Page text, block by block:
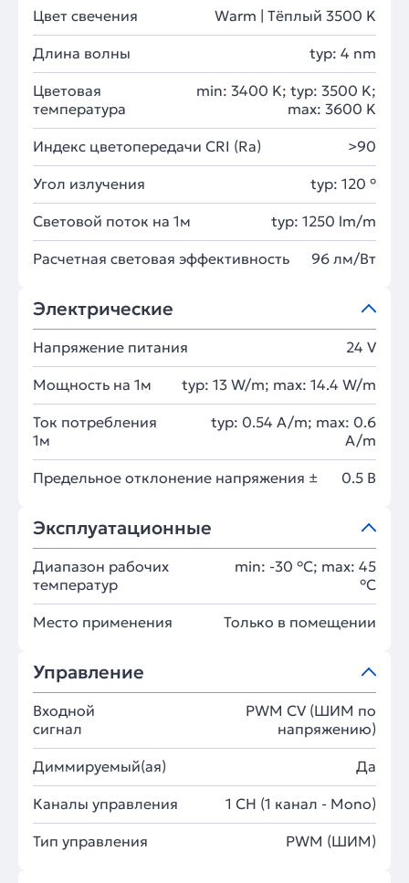
Цвет свечения Warm | Тёплый 3500 K
Длина волны typ: 4 nm
Цветовая
температура
min: 3400 K; typ: 3500 K;
max: 3600 K
Индекс цветопередачи CRI (Ra) >90
Угол излучения typ: 120 °
Световой поток на 1м typ: 1250 lm/m
Расчетная световая эффективность 96 лм/Вт
Электрические
Напряжение питания 24 V
Мощность на 1м typ: 13 W/m; max: 14.4 W/m
Ток потребления
1м
typ: 0.54 A/m; max: 0.6
A/m
Предельное отклонение напряжения ± 0.5 В
Эксплуатационные
Диапазон рабочих
температур
min: -30 °C; max: 45
°C
Место применения Только в помещении
Управление
Входной
сигнал
PWM СV (ШИМ по
напряжению)
Диммируемый(ая) Да
Каналы управления 1 CH (1 канал - Mono)
Тип управления PWM (ШИМ)